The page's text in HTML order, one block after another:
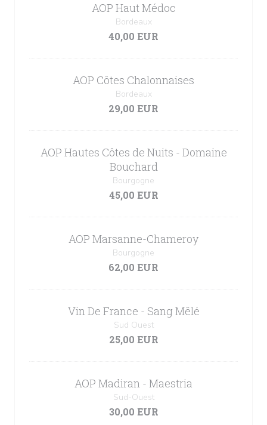
AOP Haut Médoc
Bordeaux
40,00 EUR
AOP Côtes Chalonnaises
Bordeaux
29,00 EUR
AOP Hautes Côtes de Nuits - Domaine
Bouchard
Bourgogne
45,00 EUR
AOP Marsanne-Chameroy
Bourgogne
62,00 EUR
Vin De France - Sang Mêlé
Sud Ouest
25,00 EUR
AOP Madiran - Maestria
Sud-Ouest
30,00 EUR